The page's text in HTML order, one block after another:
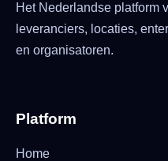
Het Nederlandse platform
leveranciers, locaties,
en organisatoren.
Platform
Home